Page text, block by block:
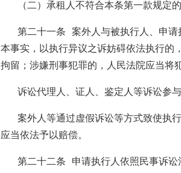
（二）承租人不符合本条第一款规定
第二十一条 案外人与被执行人、申
本事实，以执行异议之诉妨碍依法执行的
拘留；涉嫌刑事犯罪的，人民法院应当将
诉讼代理人、证人、鉴定人等诉讼参
案外人等通过虚假诉讼等方式致使执
应当依法予以赔偿。
第二十二条 申请执行人依照民事诉